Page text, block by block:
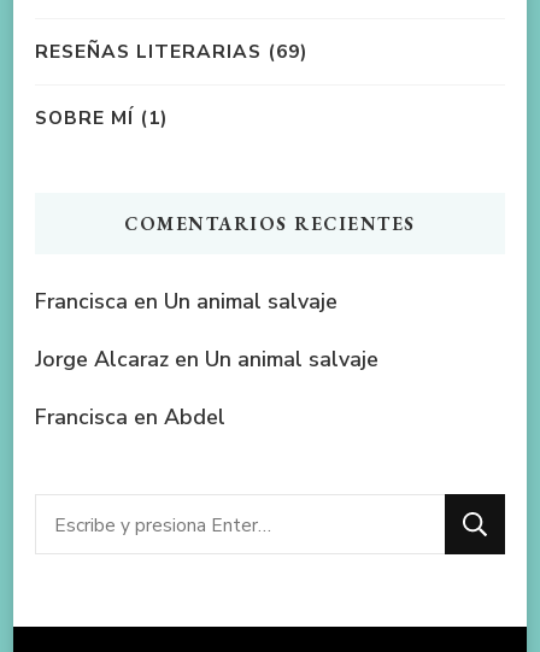
RESEÑAS LITERARIAS (69)
SOBRE MÍ (1)
COMENTARIOS RECIENTES
Francisca en Un animal salvaje
Jorge Alcaraz en Un animal salvaje
Francisca en Abdel
¿Buscas
algo?